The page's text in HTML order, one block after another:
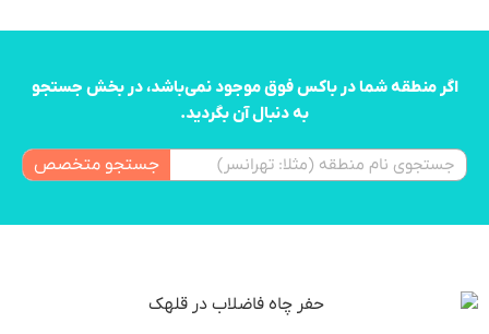
اگر منطقه شما در باکس فوق موجود نمی‌باشد، در بخش جستجو
به دنبال آن بگردید.
جستجو متخصص